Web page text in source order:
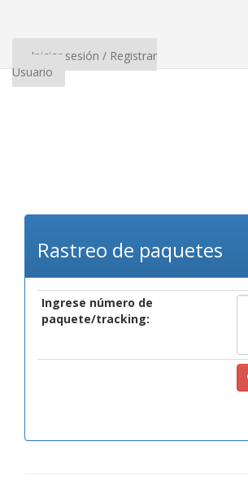
Iniciar sesión / Registrar
Usuario
Rastreo de paquetes
Ingrese número de
paquete/tracking: